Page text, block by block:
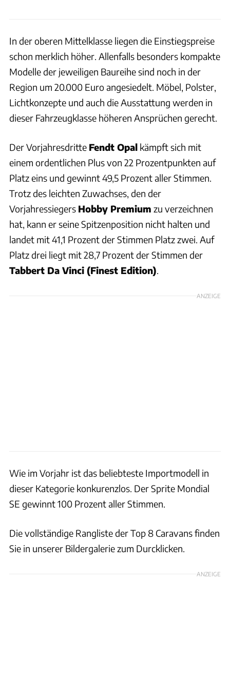
In der oberen Mittelklasse liegen die Einstiegspreise
schon merklich höher. Allenfalls besonders kompakte
Modelle der jeweiligen Baureihe sind noch in der
Region um 20.000 Euro angesiedelt. Möbel, Polster,
Lichtkonzepte und auch die Ausstattung werden in
dieser Fahrzeugklasse höheren Ansprüchen gerecht.
Der Vorjahresdritte Fendt Opal kämpft sich mit
einem ordentlichen Plus von 22 Prozentpunkten auf
Platz eins und gewinnt 49,5 Prozent aller Stimmen.
Trotz des leichten Zuwachses, den der
Vorjahressiegers Hobby Premium zu verzeichnen
hat, kann er seine Spitzenposition nicht halten und
landet mit 41,1 Prozent der Stimmen Platz zwei. Auf
Platz drei liegt mit 28,7 Prozent der Stimmen der
Tabbert Da Vinci (Finest Edition)
ANZEIGE
Wie im Vorjahr ist das beliebteste Importmodell in
dieser Kategorie konkurenzlos. Der Sprite Mondial
SE gewinnt 100 Prozent aller Stimmen.
Die vollständige Rangliste der Top 8 Caravans finden
Sie in unserer Bildergalerie zum Durcklicken.
ANZEIGE